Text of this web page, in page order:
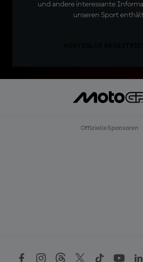
und andere interessante
unseren Sport
Offizielle Sponsoren